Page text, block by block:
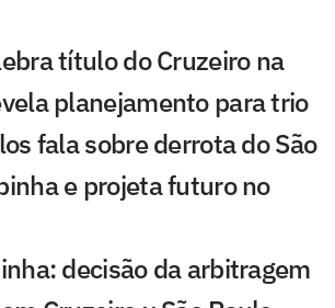
título do Cruzeiro na
planejamento para trio
fala sobre derrota do São
e projeta futuro no
decisão da arbitragem